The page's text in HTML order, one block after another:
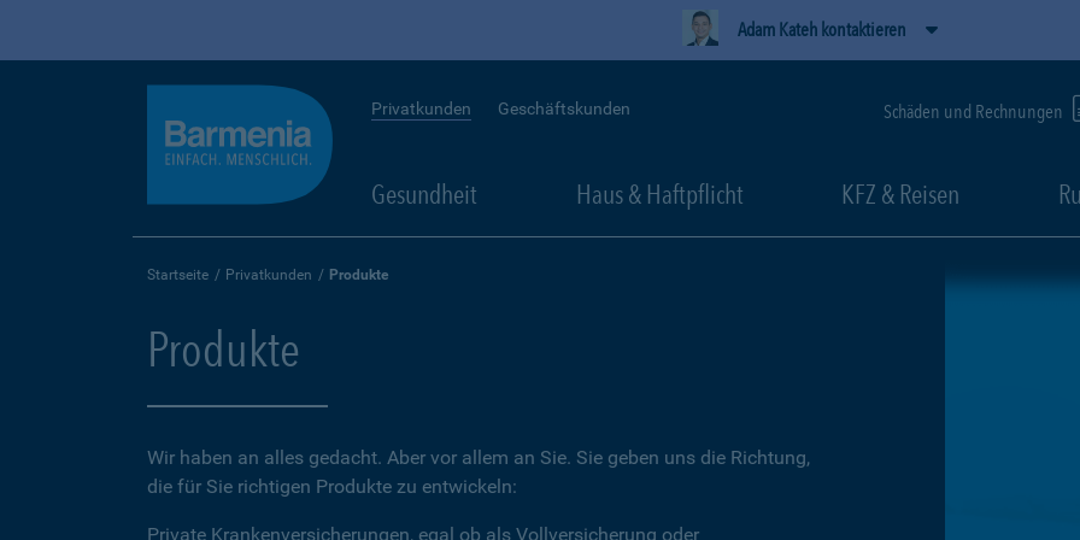
Adam Kateh kontaktieren
Privatkunden Geschäftskunden Schäden und Rechnungen
Gesundheit Haus & Haftpflicht KFZ & Reisen
Startseite Privatkunden Produkte
Produkte
Wir haben an alles gedacht. Aber vor allem an Sie. Sie geben uns die Richtung,
die für Sie richtigen Produkte zu entwickeln:
Private Krankenversicherungen, egal ob als Vollversicherung oder